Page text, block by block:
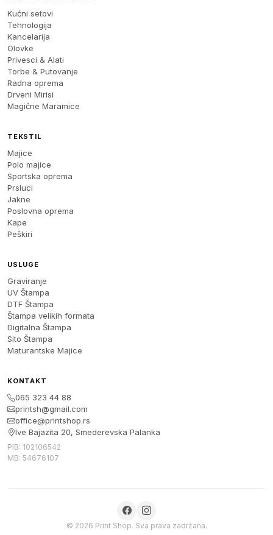
Kućni setovi
Tehnologija
Kancelarija
Olovke
Privesci & Alati
Torbe & Putovanje
Radna oprema
Drveni Mirisi
Magične Maramice
TEKSTIL
Majice
Polo majice
Sportska oprema
Prsluci
Jakne
Poslovna oprema
Kape
Peškiri
USLUGE
Graviranje
UV Štampa
DTF Štampa
Štampa velikih formata
Digitalna Štampa
Sito Štampa
Maturantske Majice
KONTAKT
065 323 44 88
printsh@gmail.com
office@printshop.rs
Ive Bajazita 20, Smederevska Palanka
PIB: 102106542
MB: 54676107
© 2026 Print Shop. Sva prava zadržana.